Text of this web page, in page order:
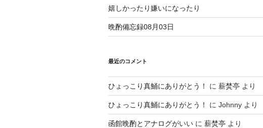
嬉しかったり嫌いになったり
晩酌備忘録08月03日
最近のコメント
ひょっこり真鯒にありがとう！ に 薪焚亭 より
ひょっこり真鯒にありがとう！ に Johnny より
函館晩酌とアナログがいい に 薪焚亭 より